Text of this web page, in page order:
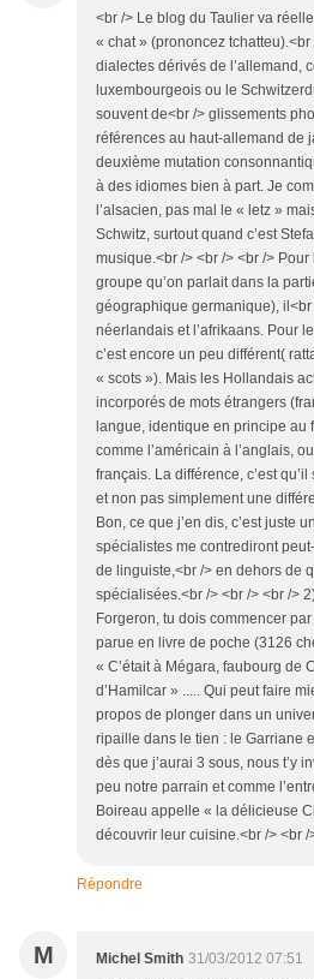
<br /> Le blog du Taulier va
« chat » (prononcez
dialectes dérivés de l’allemand,
luxembourgeois ou le
souvent de<br /> glissements
références au haut-allemand de
deuxième mutation
à des idiomes bien à part. Je
l’alsacien, pas mal le « letz »
Schwitz, surtout quand c’est
musique.<br /> <br /> <br />
groupe qu’on parlait dans la
géographique germanique),
néerlandais et l’afrikaans. Pour
c’est encore un peu différent(
« scots »). Mais les Hollandais
incorporés de mots étrangers
langue, identique en principe au
comme l’américain à l’anglais,
français. La différence, c’est
et non pas simplement une
Bon, ce que j’en dis, c’est juste
spécialistes me contrediront
de linguiste,<br /> en dehors de
spécialisées.<br /> <br /> <br />
Forgeron, tu dois commencer
parue en livre de poche (3126
« C’était à Mégara, faubourg de
d’Hamilcar » ..... Qui peut faire
propos de plonger dans un
ripaille dans le tien : le Garriane
dès que j’aurai 3 sous, nous t’y
peu notre parrain et comme
Boireau appelle « la délicieuse
découvrir leur cuisine.<br /> <br
Répondre
M Michel Smith 31/03/2012 07:51